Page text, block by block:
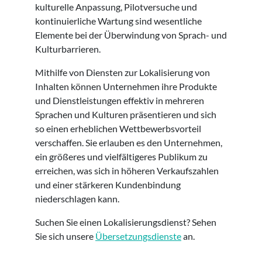
kulturelle Anpassung, Pilotversuche und
kontinuierliche Wartung sind wesentliche
Elemente bei der Überwindung von Sprach- und
Kulturbarrieren.
Mithilfe von Diensten zur Lokalisierung von
Inhalten können Unternehmen ihre Produkte
und Dienstleistungen effektiv in mehreren
Sprachen und Kulturen präsentieren und sich
so einen erheblichen Wettbewerbsvorteil
verschaffen. Sie erlauben es den Unternehmen,
ein größeres und vielfältigeres Publikum zu
erreichen, was sich in höheren Verkaufszahlen
und einer stärkeren Kundenbindung
niederschlagen kann.
Suchen Sie einen Lokalisierungsdienst? Sehen
Sie sich unsere Übersetzungsdienstean.